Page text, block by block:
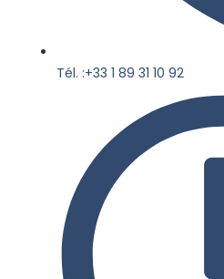
Tél. :+33 1 89 31 10 92